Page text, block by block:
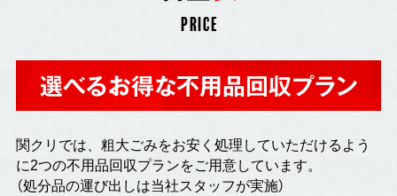
PRICE
選べるお得な不用品回収プラン
関クリでは、粗大ごみをお安く処理していただけるよう
に2つの不用品回収プランをご用意しています。
（処分品の運び出しは当社スタッフが実施）